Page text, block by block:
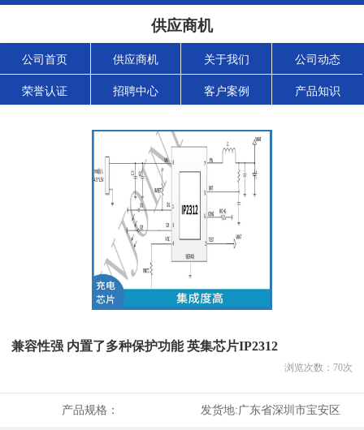
供应商机
公司首页 供应商机 关于我们 公司动态
荣誉认证 招聘中心 客户案例 产品知识
兼容性强 内置了多种保护功能 英集芯片IP2312
浏览次数： 70次
产品规格： 发货地:广东省深圳市宝安区